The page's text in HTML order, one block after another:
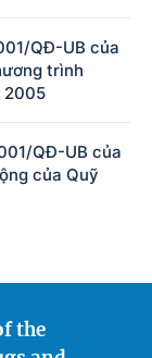
QĐ-UB của
trình
2005
QĐ-UB của
của Quỹ
the